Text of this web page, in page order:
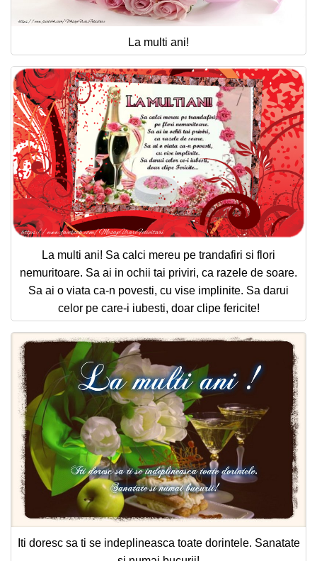
La multi ani!
La multi ani! Sa calci mereu pe trandafiri si flori
nemuritoare. Sa ai in ochii tai priviri, ca razele de soare.
Sa ai o viata ca-n povesti, cu vise implinite. Sa darui
celor pe care-i iubesti, doar clipe fericite!
Iti doresc sa ti se indeplineasca toate dorintele. Sanatate